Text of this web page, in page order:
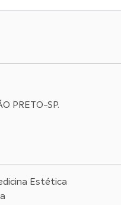
PRETO-SP.
Estética